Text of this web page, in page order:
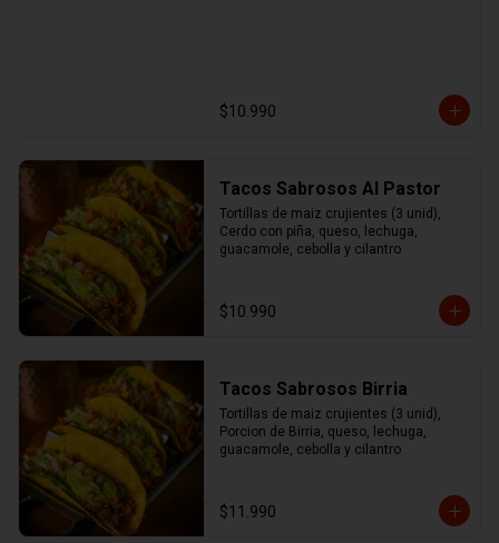
$10.990
Tacos Sabrosos Al Pastor
Tortillas de maiz crujientes (3 unid),
Cerdo con piña, queso, lechuga,
guacamole, cebolla y cilantro
$10.990
Tacos Sabrosos Birria
Tortillas de maiz crujientes (3 unid),
Porcion de Birria, queso, lechuga,
guacamole, cebolla y cilantro
$11.990